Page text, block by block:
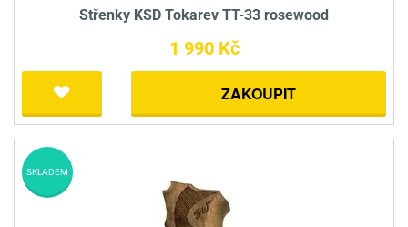
Střenky KSD Tokarev TT-33 rosewood
1 990 Kč
ZAKOUPIT
SKLADEM